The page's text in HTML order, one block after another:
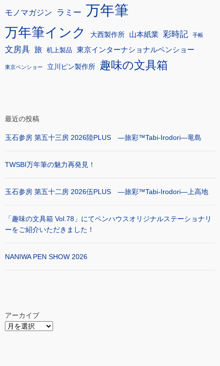
モノマガジン ラミー 万年筆
万年筆インク 大西製作所 山本紙業 彩時記 手帳
文房具 旅 机上製品 東京インターナショナルペンショー
東京ペンショー 立川ピン製作所 趣味の文具箱
最近の投稿
玉石参房 第五十三房 2026陸PLUS ―旅彩™Tabi-Irodori―竜島
TWSBI万年筆の魅力再発見！
玉石参房 第五十二房 2026伍PLUS ―旅彩™Tabi-Irodori―上高地
「趣味の文具箱 Vol.78」にてペンハウスオリジナルステーショナリ
ーをご紹介いただきました！
NANIWA PEN SHOW 2026
アーカイブ